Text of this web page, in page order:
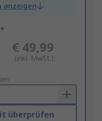
anzeigen
€ 49,99
(inkl. MwSt.)
überprüfen